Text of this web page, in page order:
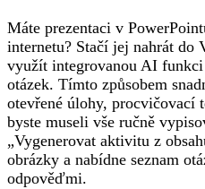
Máte prezentaci v
internetu? Stačí jej nahrát do
využít integrovanou AI
otázek. Tímto způsobem
otevřené úlohy, procvičovací
byste museli vše ručně
„Vygenerovat aktivitu z
obrázky a nabídne seznam
odpověďmi.